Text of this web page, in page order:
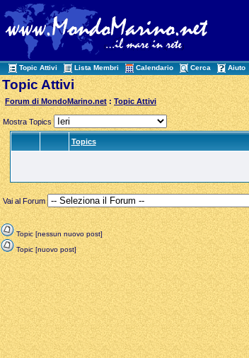
Topic Attivi Lista Membri Calendario Cerca Aiuto
Topic Attivi
Forum di MondoMarino.net :Topic Attivi
Mostra Topics
Topics
Vai al Forum
Topic [nessun nuovo post]
Topic [nuovo post]